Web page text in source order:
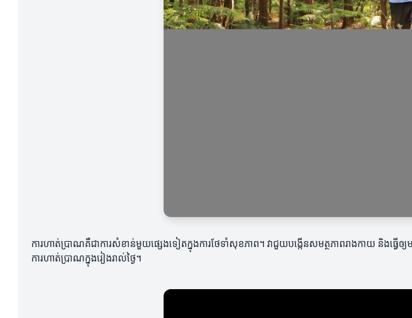
ការហាត់ប្រាណគឺជាការសំខាន់មួយផ្សេងទៀតក្នុងការថែទាំសុខភាព។ វា​ជួយបង្កើនសមត្ថភាពរាងកាយ និងធ្វើឲ្
ការហាត់ប្រាណក្នុងរៀងរាល់ថ្ងៃ។